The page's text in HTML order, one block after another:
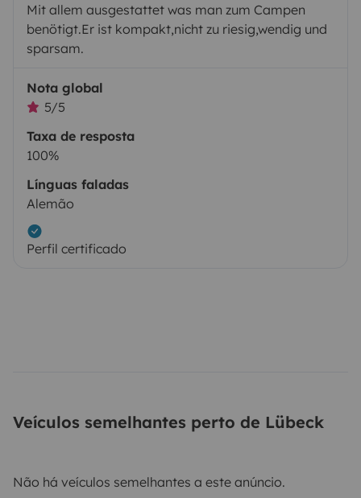
Mit allem ausgestattet was man zum Campen
benötigt.Er ist kompakt,nicht zu riesig,wendig und
sparsam.
Nota global
5/5
Taxa de resposta
100%
Línguas faladas
Alemão
Perfil certificado
Veículos semelhantes perto de Lübeck
Não há veículos semelhantes a este anúncio.